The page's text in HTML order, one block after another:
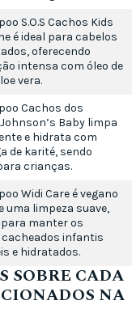
S.O.S Cachos Kids
é ideal para cabelos
oferecendo
intensa com óleo de
vera.
Cachos dos
Baby limpa
e hidrata com
de karité, sendo
crianças.
Widi Care é vegano
uma limpeza suave,
manter os
infantis
e hidratados.
SOBRE CADA
NA